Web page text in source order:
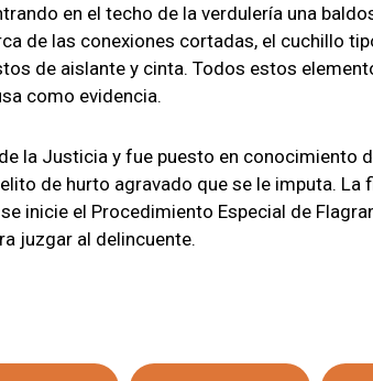
en el techo de la verdulería una
de las conexiones cortadas, el cuchillo
de aislante y cinta. Todos estos
como evidencia.
la Justicia y fue puesto en conocimiento
de hurto agravado que se le imputa. La
inicie el Procedimiento Especial de
juzgar al delincuente.